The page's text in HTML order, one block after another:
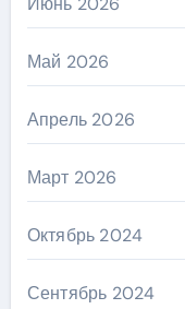
Май 2026
Апрель 2026
Март 2026
Октябрь 2024
Сентябрь 2024